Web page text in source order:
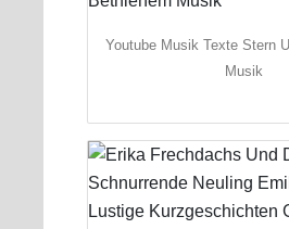
Youtube Musik Texte Stern
Musik